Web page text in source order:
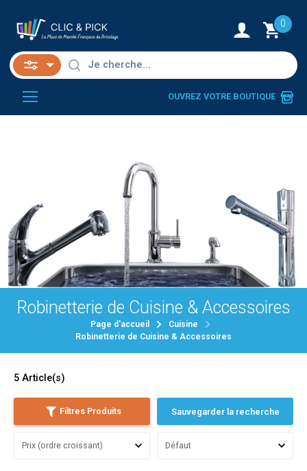
0
OUVREZ VOTRE BOUTIQUE
Robinetterie de Cuisine & Accessoires
Page d'accueil
Cuisine
Robinetterie de Cuisine & Accessoires
5 Article(s)
Filtres Produits Sauvegarder la recherche